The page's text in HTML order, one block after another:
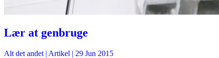
Lær at genbruge
Alt det andet | Artikel | 29 Jun 2015